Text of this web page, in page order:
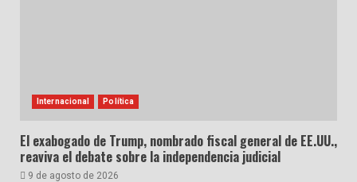
Internacional Política
El exabogado de Trump, nombrado fiscal general de EE.UU.,
reaviva el debate sobre la independencia judicial
9 de agosto de 2026